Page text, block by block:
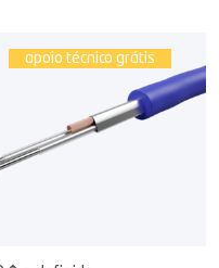
apoio técnico grátis